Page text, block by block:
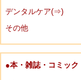
デンタルケア(⇒)
その他
●本・雑誌・コミック